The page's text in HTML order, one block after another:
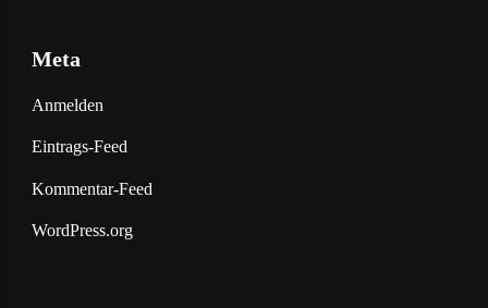
Meta
Anmelden
Eintrags-Feed
Kommentar-Feed
WordPress.org